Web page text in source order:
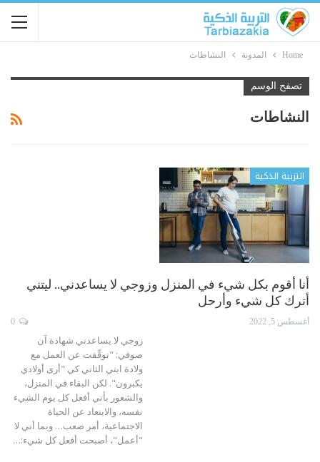
Home المدونة النشاطات
تصفح الوسم
النشاطات
التربية الذكية
أنا أقوم بكل شيء في المنزل وزوجي لا يساعدني.. ليتني
أترك كل شيء وأرحل
أغسطس 5, 2022
زوجي لا يساعدني شهادة آن
صوفي: "توقّفت عن العمل مع
ولادة ابني الثاني كي "أرى أولادي
يكبرون". لكن البقاء في المنزل،
والشعور بأني أفعل كل يوم الشيء
نفسه، والابتعاد عن الحياة
الاجتماعية، أمر صعب… وبما أني لا
"أعمل"، أصبحت أفعل كل شيء:…